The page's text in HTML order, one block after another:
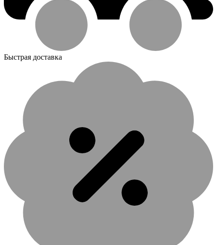
Быстрая доставка